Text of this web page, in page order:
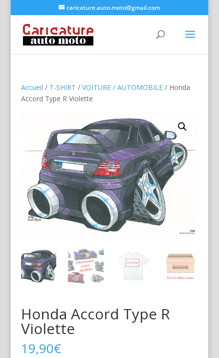
caricature.auto.moto@gmail.com
Accueil / T-SHIRT / VOITURE / AUTOMOBILE/ Honda
Accord Type R Violette
Honda Accord Type R
Violette
19,90€